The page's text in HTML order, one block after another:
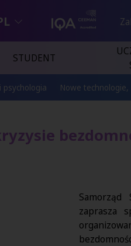
STUDENT
psychologia Nowe
Samorząd
zaprasza